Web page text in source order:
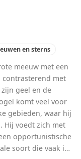
en sterns
meeuw met een
met
geel en de
komt veel voor
gebieden, waar hij
Hij voedt zich met
opportunistische
soort die vaak in